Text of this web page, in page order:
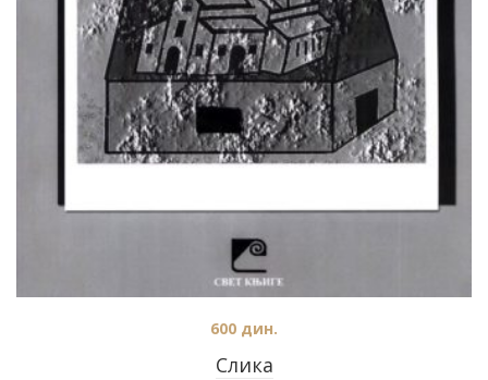
Слика
600 дин.